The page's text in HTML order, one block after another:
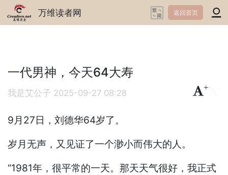
万维读者网 返回首页
一代男神，今天64大寿
我是艾公子 2025-09-27 08:28
+
9月27日，刘德华64岁了。
岁月无声，又见证了一个渺小而伟大的人。
“1981年，很平常的一天。那天天气很好，我正式